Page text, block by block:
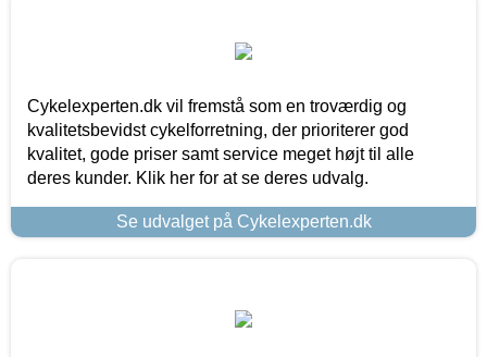
Cykelexperten.dk vil fremstå som en troværdig og
kvalitetsbevidst cykelforretning, der prioriterer god
kvalitet, gode priser samt service meget højt til alle
deres kunder. Klik her for at se deres udvalg.
Se udvalget på Cykelexperten.dk